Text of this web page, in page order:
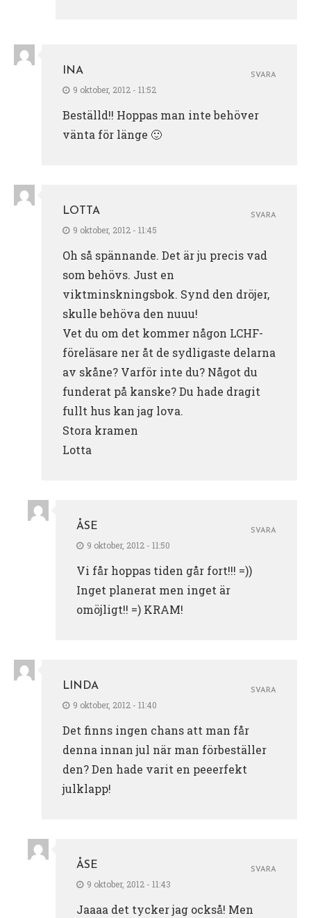
INA
9 oktober, 2012 - 11:52
Beställd!! Hoppas man inte behöver
vänta för länge 🙂
SVARA
LOTTA
9 oktober, 2012 - 11:45
Oh så spännande. Det är ju precis vad
som behövs. Just en
viktminskningsbok. Synd den dröjer,
skulle behöva den nuuu!
Vet du om det kommer någon LCHF-
föreläsare ner åt de sydligaste delarna
av skåne? Varför inte du? Något du
funderat på kanske? Du hade dragit
fullt hus kan jag lova.
Stora kramen
Lotta
SVARA
ÅSE
9 oktober, 2012 - 11:50
Vi får hoppas tiden går fort!!! =))
Inget planerat men inget är
omöjligt!! =) KRAM!
SVARA
LINDA
9 oktober, 2012 - 11:40
Det finns ingen chans att man får
denna innan jul när man förbeställer
den? Den hade varit en peeerfekt
julklapp!
SVARA
ÅSE
9 oktober, 2012 - 11:43
Jaaaa det tycker jag också! Men
SVARA